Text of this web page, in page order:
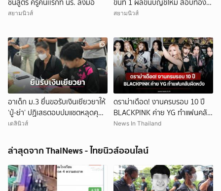
ชันสูตร ครูคนเเรกที่ นร. ลงมือ
สยามนิวส์
ขึ้นที่ 1 ผลขึ้นบัญชีใหม่ สอบท้อง
ถิ่น
สยามนิวส์
อาเด็ก ม.3 ยื่นขอรับเงินเยียวยาให้
‘ปู่-ย่า’ ปฏิเสธตอบปมแชตหลุดคุย
แม่ ‘ถูกกลั่นแกล้ง’
เดลินิวส์
ดราม่าเดือด! งานครบรอบ 10 ปี
BLACKPINK ค่าย YG ทำแฟนคลับ
ผิดหวัง
News In Thailand
ล่าสุดจาก ThaiNews - ไทยนิวส์ออนไลน์